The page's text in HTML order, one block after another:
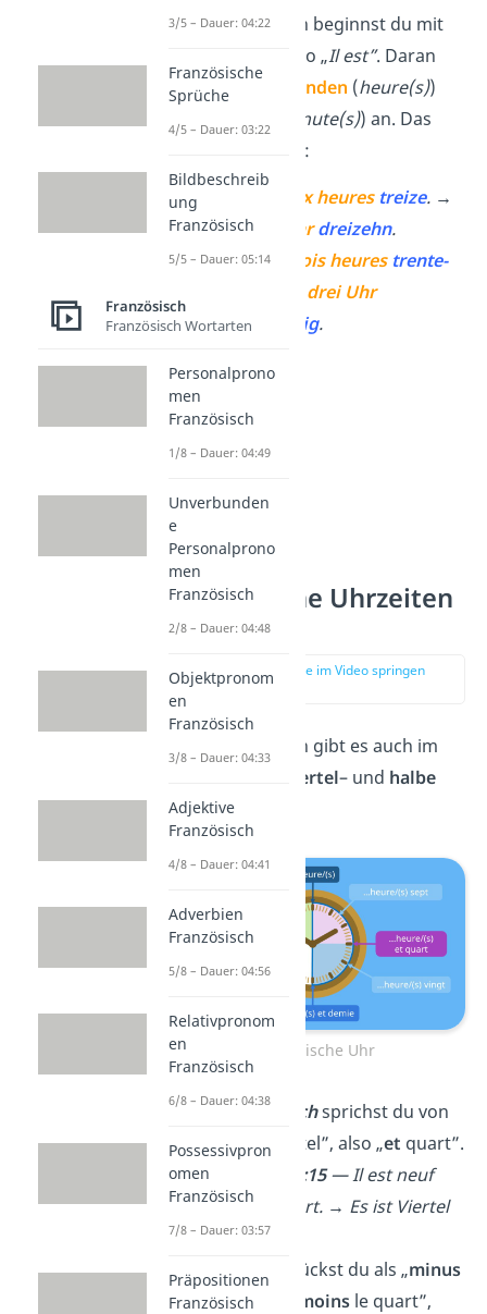
Wie im Deutschen beginnst du mit
einem „Es ist”, also „Il est”. Daran
hängst du die
Stunden (heure(s))
und
minute(s)) an. Das
sieht dann so aus:
10:13:
dix heures treize. →
Es istzehn Uhr dreizehn.
03:33:Il est trois heures trente-
drei Uhr
dreiunddreißig.
Französische Uhrzeiten
— Bildung
zur Stelle im Video springen
(00:58)
Wie im Deutschen gibt es auch im
Viertel– und halbe
Stunden.
Französische Uhr
BeiViertel nachsprichst du von
„plusein Viertel”, also „et quart”.
➡️Beispiel:
09:15— Il est neuf
heureset
quart. → Es ist Viertel
nachneun.
Viertel
drückst du als „minus
ein Viertel”, „
moinsle quart”,
3/5 – Dauer: 04:22
Französische
Sprüche
4/5 – Dauer: 03:22
Bildbeschreib
ung
Französisch
5/5 – Dauer: 05:14
Französisch
Französisch Wortarten
Personalprono
men
Französisch
1/8 – Dauer: 04:49
Unverbunden
e
Personalprono
men
Französisch
2/8 – Dauer: 04:48
Objektpronom
en
Französisch
3/8 – Dauer: 04:33
Adjektive
Französisch
4/8 – Dauer: 04:41
Adverbien
Französisch
5/8 – Dauer: 04:56
Relativpronom
en
Französisch
6/8 – Dauer: 04:38
Possessivpron
omen
Französisch
7/8 – Dauer: 03:57
Präpositionen
Französisch